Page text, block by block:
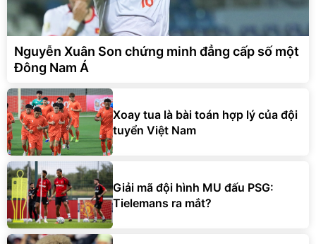
Nguyễn Xuân Son chứng minh đẳng cấp số một
Đông Nam Á
Xoay tua là bài toán hợp lý của đội
tuyển Việt Nam
Giải mã đội hình MU đấu PSG:
Tielemans ra mắt?